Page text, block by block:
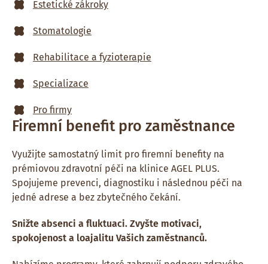
Estetické zákroky
Stomatologie
Rehabilitace a fyzioterapie
Specializace
Pro firmy
Firemní benefit pro zaměstnance
Využijte samostatný limit pro firemní benefity na
prémiovou zdravotní péči na klinice AGEL PLUS.
Spojujeme prevenci, diagnostiku i následnou péči na
jedné adrese a bez zbytečného čekání.
Snižte absenci a fluktuaci. Zvyšte motivaci,
spokojenost a loajalitu Vašich zaměstnanců.